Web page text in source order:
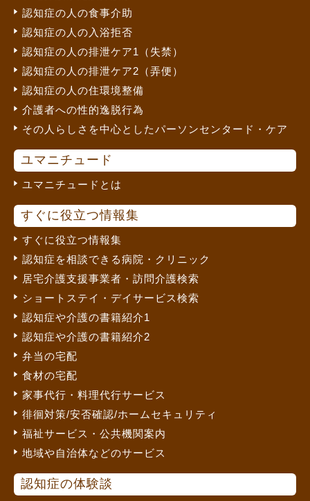
認知症の人の食事介助
認知症の人の入浴拒否
認知症の人の排泄ケア1（失禁）
認知症の人の排泄ケア2（弄便）
認知症の人の住環境整備
介護者への性的逸脱行為
その人らしさを中心としたパーソンセンタード・ケア
ユマニチュード
ユマニチュードとは
すぐに役立つ情報集
すぐに役立つ情報集
認知症を相談できる病院・クリニック
居宅介護支援事業者・訪問介護検索
ショートステイ・デイサービス検索
認知症や介護の書籍紹介1
認知症や介護の書籍紹介2
弁当の宅配
食材の宅配
家事代行・料理代行サービス
徘徊対策/安否確認/ホームセキュリティ
福祉サービス・公共機関案内
地域や自治体などのサービス
認知症の体験談